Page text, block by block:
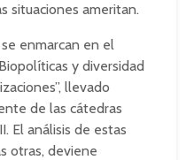
situaciones ameritan.
enmarcan en el
y diversidad
llevado
de las cátedras
El análisis de estas
otras, deviene